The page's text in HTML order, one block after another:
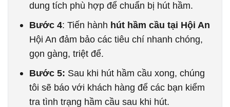
dung tích phù hợp để chuẩn bị hút hầm.
Bước 4: Tiến hành hút hầm cầu tại Hội An
Hội An đảm bảo các tiêu chí nhanh chóng,
gọn gàng, triệt để.
Bước 5: Sau khi hút hầm cầu xong, chúng
tôi sẽ báo với khách hàng để các bạn kiểm
tra tình trạng hầm cầu sau khi hút.